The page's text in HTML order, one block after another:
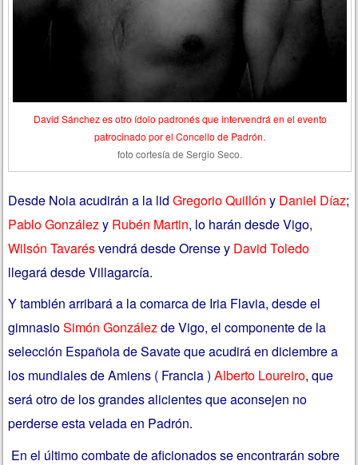
David Sánchez es otro ídolo padronés que intervendrá en el evento
patrocinado por el Concello de Padrón.
foto cortesía de Sergio Seco.
Desde Noia acudirán a la lidGregorio Quillón y Daniel Díaz;
Pablo González y Rubén Martin, lo harán desde Vigo,
Wilsón Tavarésvendrá desde Orense y David Toledo
llegará desde Villagarcía.
Y también arribará a la comarca de Iria Flavia, desde el
gimnasioSimón Gonzálezde Vigo, el componente de la
selección Española de Savate que acudirá en diciembre a
los mundiales de Amiens ( Francia )Alberto Loureiro, que
será otro de los grandes alicientes que aconsejen no
perderse esta velada en Padrón.
En el último combate de aficionados se encontrarán sobre